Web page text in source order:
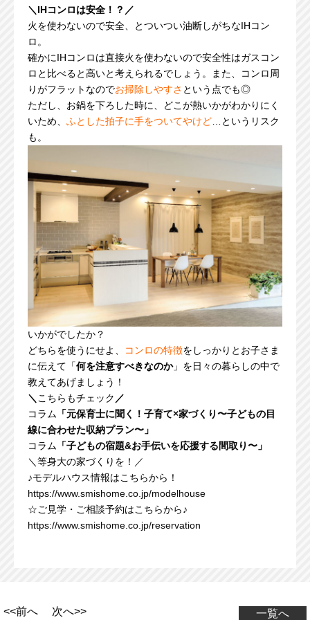
＼IHコンロは安全！？／
火を使わないので安全、とついつい油断しがちなIHコン
ロ。
確かにIHコンロは直接火を使わないので安全性はガスコン
ロと比べると高いと考えられるでしょう。また、コンロ周
りがフラットなのでお掃除しやすさ という点でも◎
ただし、お鍋を下ろした時に、どこが熱いかがわかりにく
いため、 ふとした拍子に手をついてやけど …というリスク
も。
いかがでしたか？
どちらを使うにせよ、
コンロの特徴をしっかりとお子さま
に伝えて「何を注意すべきなのか」を日々の暮らしの中で
教えてあげましょう！
＼ こちらもチェック ／
コラム 「元保育士に聞く！子育て×家づくり〜子どもの目
線に合わせた収納プラン〜 」
コラム 「子どもの宿題&お手伝いを応援する間取り〜 」
＼等身大の家づくりを！／
♪モデルハウス情報はこちらから！
https://www.smishome.co.jp/modelhouse
☆ご見学・ご相談予約はこちらから♪
https://www.smishome.co.jp/reservation
一覧へ
<<前へ 次へ>>